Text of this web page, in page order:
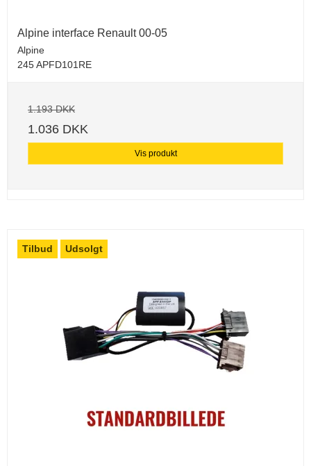
Alpine interface Renault 00-05
Alpine
245 APFD101RE
1.193 DKK
1.036 DKK
Vis produkt
Tilbud Udsolgt